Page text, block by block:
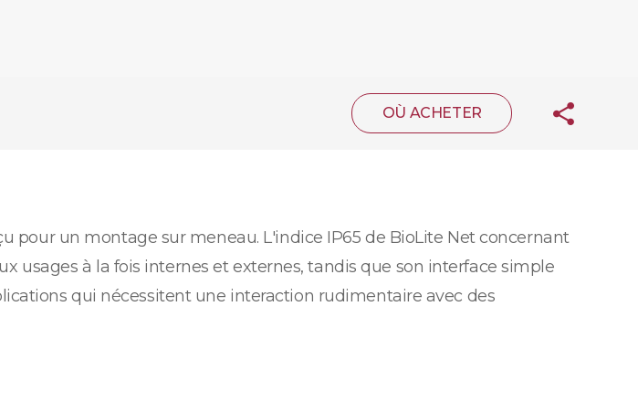
OÙ ACHETER
un montage sur meneau. L'indice IP65 de BioLite Net concernant
usages à la fois internes et externes, tandis que son interface simple
qui nécessitent une interaction rudimentaire avec des